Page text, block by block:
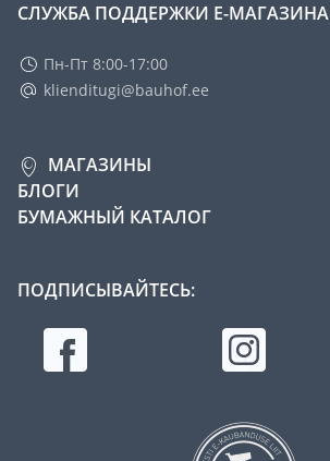
СЛУЖБА ПОДДЕРЖКИ Е-МАГАЗИНА
Пн-Пт 8:00-17:00
klienditugi@bauhof.ee
МАГАЗИНЫ
БЛОГИ
БУМАЖНЫЙ КАТАЛОГ
ПОДПИСЫВАЙТЕСЬ: